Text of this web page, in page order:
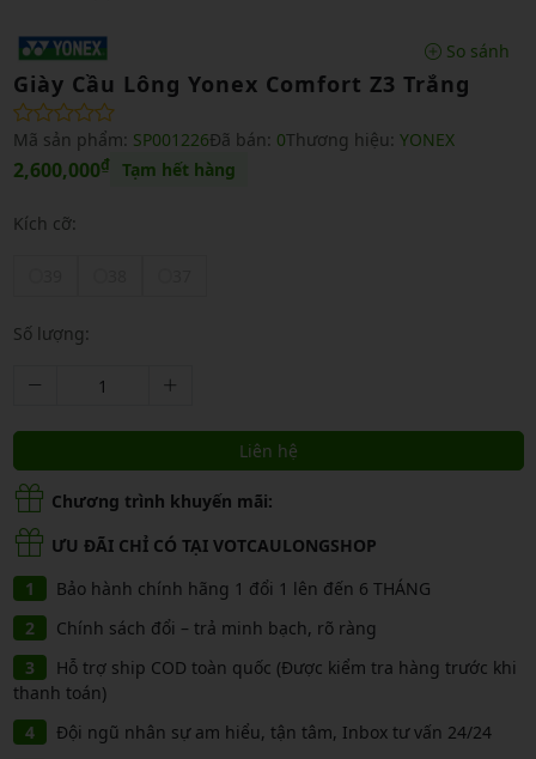
So sánh
Giày Cầu Lông Yonex Comfort Z3 Trắng
Mã sản phẩm: SP001226Đã bán: 0Thương hiệu: YONEX
2,600,000₫ Tạm hết hàng
Kích cỡ:
Số lượng:
Liên hệ
Chương trình khuyến mãi:
ƯU ĐÃI CHỈ CÓ TẠI VOTCAULONGSHOP
Bảo hành chính hãng 1 đổi 1 lên đến 6 THÁNG
Chính sách đổi – trả minh bạch, rõ ràng
Hỗ trợ ship COD toàn quốc (Được kiểm tra hàng trước khi
thanh toán)
Đội ngũ nhân sự am hiểu, tận tâm, Inbox tư vấn 24/24